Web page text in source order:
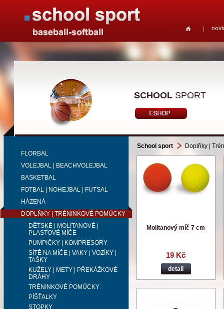
SCHOOL SPORT
FLORBAL
VOLEJBAL | BEACHVOLEJBAL
BASKETBAL
FOTBAL | NOHEJBAL | FUTSAL
HÁZENÁ
DOPLŇKY | TRÉNINKOVÉ POMŮCKY
DĚTSKÉ | MOLITANOVÉ |
PLASTOVÉ MÍČE
PUMPIČKY | KOMPRESORY
SÍTĚ NA MÍČE | VAKY | VOZÍKY |
TAŠKY
KUŽELY | METY | PŘEKÁŽKOVÉ
DRÁHY
TRÉNINKOVÉ POMŮCKY
PÍŠŤALKY
STOPKY
School sport Doplňky |
Molitanový míč 7 cm
19 Kč
detail